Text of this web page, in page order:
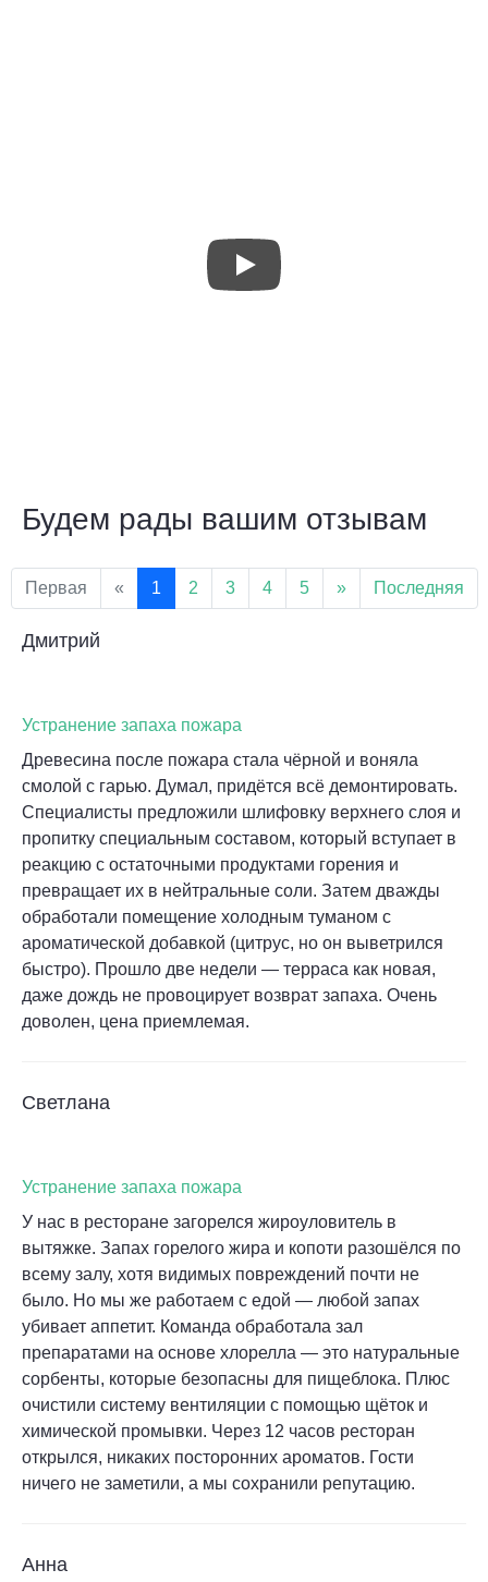
Будем рады вашим отзывам
Первая « 1 2 3 4 5 » Последняя
Дмитрий
Устранение запаха пожара
Древесина после пожара стала чёрной и воняла
смолой с гарью. Думал, придётся всё демонтировать.
Специалисты предложили шлифовку верхнего слоя и
пропитку специальным составом, который вступает в
реакцию с остаточными продуктами горения и
превращает их в нейтральные соли. Затем дважды
обработали помещение холодным туманом с
ароматической добавкой (цитрус, но он выветрился
быстро). Прошло две недели — терраса как новая,
даже дождь не провоцирует возврат запаха. Очень
доволен, цена приемлемая.
Светлана
Устранение запаха пожара
У нас в ресторане загорелся жироуловитель в
вытяжке. Запах горелого жира и копоти разошёлся по
всему залу, хотя видимых повреждений почти не
было. Но мы же работаем с едой — любой запах
убивает аппетит. Команда обработала зал
препаратами на основе хлорелла — это натуральные
сорбенты, которые безопасны для пищеблока. Плюс
очистили систему вентиляции с помощью щёток и
химической промывки. Через 12 часов ресторан
открылся, никаких посторонних ароматов. Гости
ничего не заметили, а мы сохранили репутацию.
Анна